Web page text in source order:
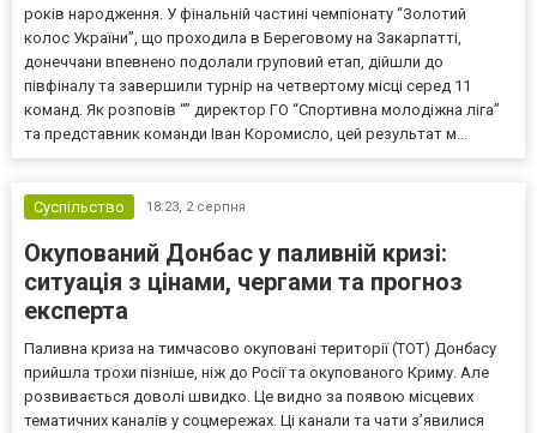
років народження. У фінальній частині чемпіонату “Золотий
колос України”, що проходила в Береговому на Закарпатті,
донеччани впевнено подолали груповий етап, дійшли до
півфіналу та завершили турнір на четвертому місці серед 11
команд. Як розповів “” директор ГО “Спортивна молодіжна ліга”
та представник команди Іван Коромисло, цей результат м...
Суспільство 18:23, 2 серпня
Окупований Донбас у паливній кризі:
ситуація з цінами, чергами та прогноз
експерта
Паливна криза на тимчасово окуповані території (ТОТ) Донбасу
прийшла трохи пізніше, ніж до Росії та окупованого Криму. Але
розвивається доволі швидко. Це видно за появою місцевих
тематичних каналів у соцмережах. Ці канали та чати з’явилися